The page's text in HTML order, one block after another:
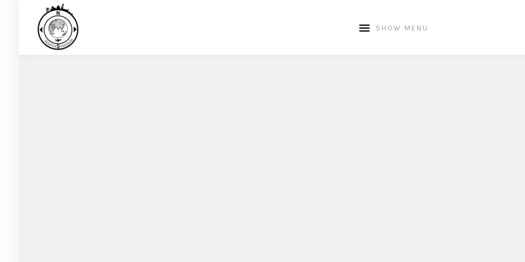
SHOW MENU